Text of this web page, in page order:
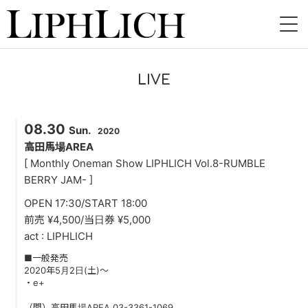
LIVE
INSTORE
VIDEO
DISCOGRAPHY
BLOG
LIVE
08.30 Sun. 2020
高田馬場AREA
[ Monthly Oneman Show LIPHLICH Vol.8-RUMBLE
BERRY JAM- ]
OPEN 17:30/START 18:00
前売 ¥4,500/当日券 ¥5,000
act : LIPHLICH
■一般発売
2020年5月2日(土)～
・e+